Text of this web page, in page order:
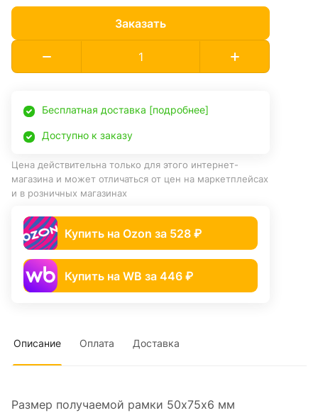
Заказать
Бесплатная доставка [подробнее]
Доступно к заказу
Цена действительна только для этого интернет-
магазина и может отличаться от цен на маркетплейсах
и в розничных магазинах
Купить на Ozon за 528 ₽
Купить на WB за 446 ₽
Описание Оплата Доставка
Размер получаемой рамки 50х75x6 мм